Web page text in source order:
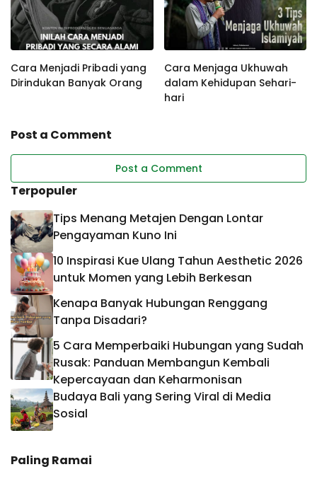
Cara Menjadi Pribadi yang
Dirindukan Banyak Orang
Cara Menjaga Ukhuwah
dalam Kehidupan Sehari-
hari
Post a Comment
Post a Comment
Terpopuler
Tips Menang Metajen Dengan Lontar
Pengayaman Kuno Ini
10 Inspirasi Kue Ulang Tahun Aesthetic 2026
untuk Momen yang Lebih Berkesan
Kenapa Banyak Hubungan Renggang
Tanpa Disadari?
5 Cara Memperbaiki Hubungan yang Sudah
Rusak: Panduan Membangun Kembali
Kepercayaan dan Keharmonisan
Budaya Bali yang Sering Viral di Media
Sosial
Paling Ramai